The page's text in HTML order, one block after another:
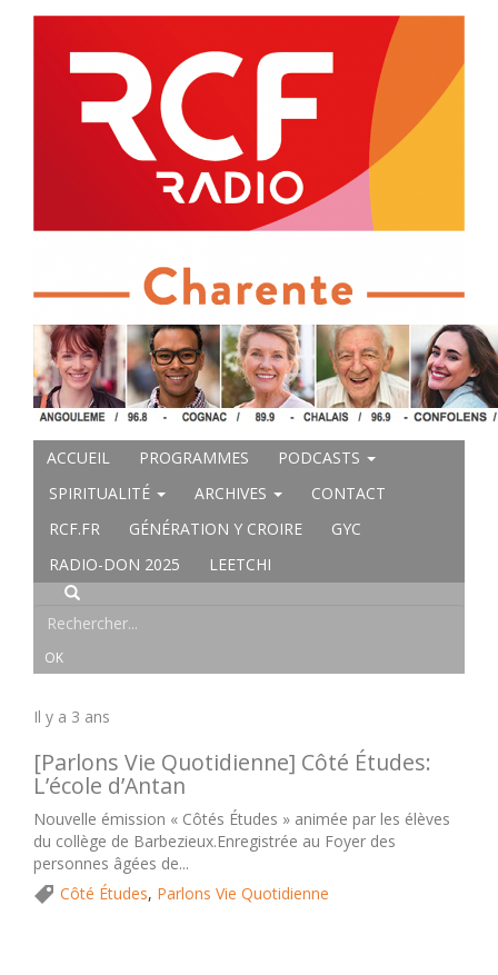
ACCUEIL PROGRAMMES
PODCASTS
SPIRITUALITÉ
ARCHIVES
CONTACT
RCF.FR
GÉNÉRATION Y CROIRE
GYC
RADIO-DON 2025
LEETCHI
Il y a 3 ans
[Parlons Vie Quotidienne] Côté Études:
L’école d’Antan
Nouvelle émission « Côtés Études » animée par les élèves
du collège de Barbezieux.Enregistrée au Foyer des
personnes âgées de...
Côté Études, Parlons Vie Quotidienne